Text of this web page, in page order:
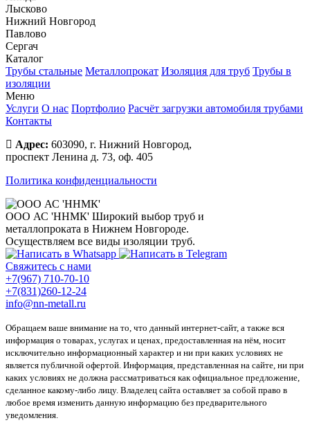
Лысково
Нижний Новгород
Павлово
Сергач
Каталог
Трубы стальные Металлопрокат Изоляция для труб Трубы в
изоляции
Меню
Услуги О нас Портфолио Расчёт загрузки автомобиля трубами
Контакты
Адрес: 603090, г. Нижний Новгород,
проспект Ленина д. 73, оф. 405
Политика конфиденциальности
ООО АС 'ННМК' Широкий выбор труб и
металлопроката в Нижнем Новгороде.
Осуществляем все виды изоляции труб.
Свяжитесь с нами
+7(967) 710-70-10
+7(831)260-12-24
info@nn-metall.ru
Обращаем ваше внимание на то, что данный интернет-сайт, а также вся
информация о товарах, услугах и ценах, предоставленная на нём, носит
исключительно информационный характер и ни при каких условиях не
является публичной офертой. Информация, представленная на сайте, ни при
каких условиях не должна рассматриваться как официальное предложение,
сделанное какому-либо лицу. Владелец сайта оставляет за собой право в
любое время изменить данную информацию без предварительного
уведомления.